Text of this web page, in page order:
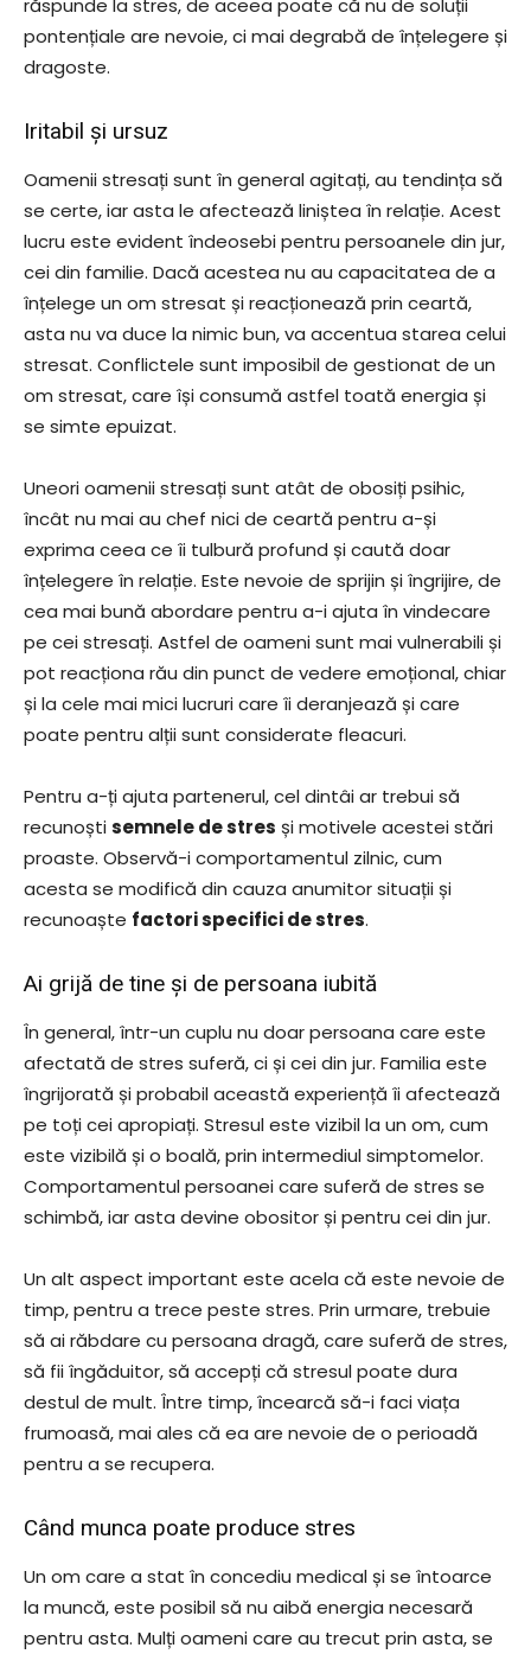
pontențiale are nevoie, ci mai degrabă de înțelegere și
dragoste.
Iritabil și ursuz
Oamenii stresați sunt în general agitați, au tendința să
se certe, iar asta le afectează liniștea în relație. Acest
lucru este evident îndeosebi pentru persoanele din jur,
cei din familie. Dacă acestea nu au capacitatea de a
înțelege un om stresat și reacționează prin ceartă,
asta nu va duce la nimic bun, va accentua starea celui
stresat. Conflictele sunt imposibil de gestionat de un
om stresat, care își consumă astfel toată energia și
se simte epuizat.
Uneori oamenii stresați sunt atât de obosiți psihic,
încât nu mai au chef nici de ceartă pentru a-și
exprima ceea ce îi tulbură profund și caută doar
înțelegere în relație. Este nevoie de sprijin și îngrijire, de
cea mai bună abordare pentru a-i ajuta în vindecare
pe cei stresați. Astfel de oameni sunt mai vulnerabili și
pot reacționa rău din punct de vedere emoțional, chiar
și la cele mai mici lucruri care îi deranjează și care
poate pentru alții sunt considerate fleacuri.
Pentru a-ți ajuta partenerul, cel dintâi ar trebui să
recunoștisemnele de stres și motivele acestei stări
proaste. Observă-i comportamentul zilnic, cum
acesta se modifică din cauza anumitor situații și
recunoaște factori specifici de stres.
Ai grijă de tine și de persoana iubită
În general, într-un cuplu nu doar persoana care este
afectată de stres suferă, ci și cei din jur. Familia este
îngrijorată și probabil această experiență îi afectează
pe toți cei apropiați. Stresul este vizibil la un om, cum
este vizibilă și o boală, prin intermediul simptomelor.
Comportamentul persoanei care suferă de stres se
schimbă, iar asta devine obositor și pentru cei din jur.
Un alt aspect important este acela că este nevoie de
timp, pentru a trece peste stres. Prin urmare, trebuie
să ai răbdare cu persoana dragă, care suferă de stres,
să fii îngăduitor, să accepți că stresul poate dura
destul de mult. Între timp, încearcă să-i faci viața
frumoasă, mai ales că ea are nevoie de o perioadă
pentru a se recupera.
Când munca poate produce stres
Un om care a stat în concediu medical și se întoarce
la muncă, este posibil să nu aibă energia necesară
pentru asta. Mulți oameni care au trecut prin asta, se